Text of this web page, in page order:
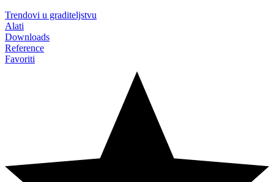
Trendovi u graditeljstvu
Alati
Downloads
Reference
Favoriti